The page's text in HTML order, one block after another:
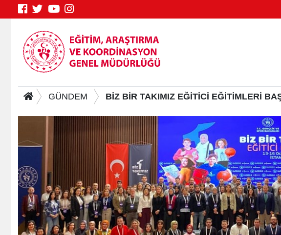
GÜNDEM BİZ BİR TAKIMIZ EĞİTİCİ EĞİTİMLERİ
Genç Bilgi Sistemi Spor Bilgi